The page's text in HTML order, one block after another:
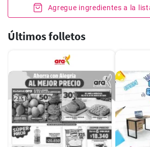
Agregue ingredientes a la
Últimos folletos